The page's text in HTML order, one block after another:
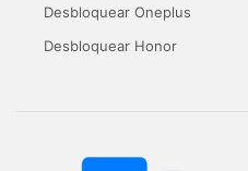
Desbloquear Oneplus
Desbloquear Honor